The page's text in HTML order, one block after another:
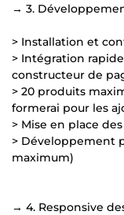
→ 3.
> Installation et
> Intégration
constructeur de
> 20 produits
formerai pour les
> Mise en place
> Développement
maximum)
→ 4. Responsive